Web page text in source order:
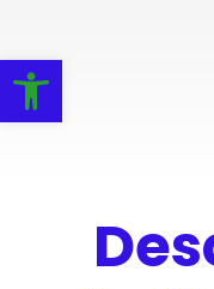
Abrir barra de herramientas